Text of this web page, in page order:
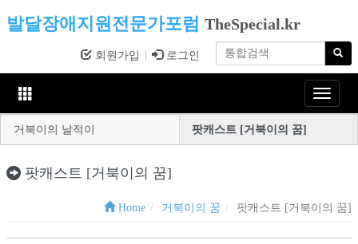
발달장애지원전문가포럼 TheSpecial.kr
회원가입 로그인
Toggle
거북이의 날적이
팟캐스트 [거북이의 꿈]
팟캐스트 [거북이의 꿈]
Home 거북이의 꿈 팟캐스트 [거북이의 꿈]